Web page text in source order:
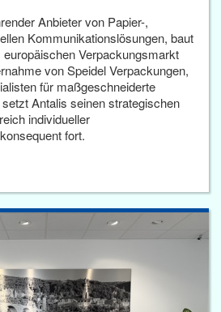
Anbieter von Papier-,
Kommunikationslösungen, baut
Verpackungsmarkt
von Speidel Verpackungen,
für maßgeschneiderte
Antalis seinen strategischen
individueller
fort.